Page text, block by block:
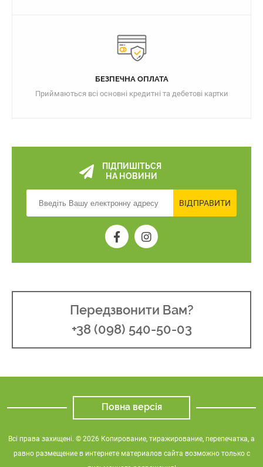
БЕЗПЕЧНА ОПЛАТА
Приймаються всі основні кредитні та дебетові картки
ПІДПИШІТЬСЯ
НА НОВИНИ
ВІДПРАВИТИ
Передзвонити Вам?
+38 (098) 540-50-03
Повна версія
Всі права захищені. © 2026 Копирование, тиражирование, перепечатка, а
равно размещение в интернете материалов сайта возможно только с